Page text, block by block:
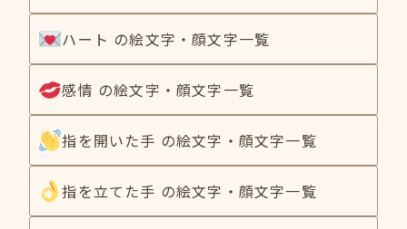
ハート の絵文字・顔文字一覧
感情 の絵文字・顔文字一覧
指を開いた手 の絵文字・顔文字一覧
指を立てた手 の絵文字・顔文字一覧